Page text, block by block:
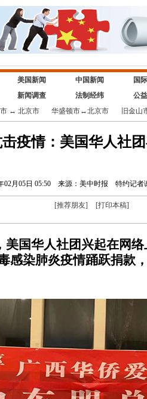
美国新闻 中国新闻
国
新闻调查 法制经纬
公
↔ 北京市 华盛顿市↔北京市 旧金山
疫情：美国华人社
02月05日 05:50 来源：美中时报 特约记者
[推荐朋友] [打印本稿]
美国华人社团兴起在网
感染肺炎疫情踊跃捐款